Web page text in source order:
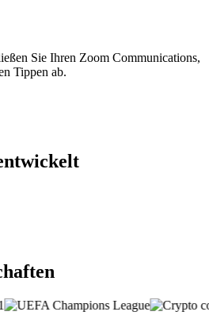
Sie Ihren Zoom Communications,
Tippen ab.